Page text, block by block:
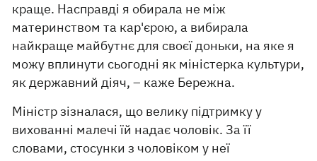
краще. Насправді я обирала не між
материнством та кар'єрою, а вибирала
найкраще майбутнє для своєї доньки, на яке я
можу вплинути сьогодні як міністерка культури,
як державний діяч, – каже Бережна.
Міністр зізналася, що велику підтримку у
вихованні малечі їй надає чоловік. За її
словами, стосунки з чоловіком у неї